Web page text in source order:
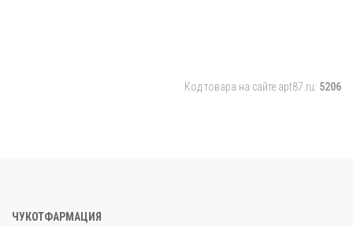
Код товара на сайте apt87.ru: 5206
ЧУКОТФАРМАЦИЯ